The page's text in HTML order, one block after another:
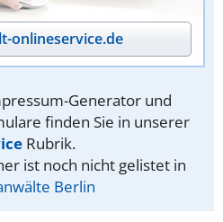
onlineservice.de
Generator und
finden Sie in unserer
Rubrik.
ist noch nicht gelistet in
Berlin